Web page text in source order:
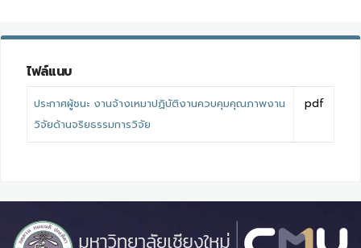
ไฟล์แนบ
ประกาศผู้ชนะ งานจ้างเหมาปฏิบัติงานควบคุมคุณภาพงาน
วิจัยด้านจริยธรรมการวิจัย
pdf